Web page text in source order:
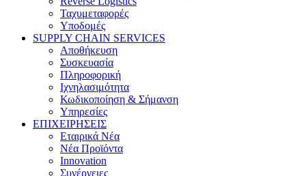
Ταχυμεταφορές
Υποδομές
SUPPLY CHAIN SERVICES
Αποθήκευση
Συσκευασία
Πληροφορική
Ιχνηλασιμότητα
Κωδικοποίηση & Σήμανση
Υπηρεσίες
ΕΠΙΧΕΙΡΗΣΕΙΣ
Εταιρικά Νέα
Νέα Προϊόντα
Innovation
Συνέργειες